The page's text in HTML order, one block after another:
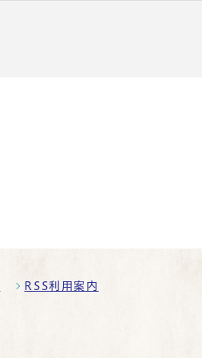
RSS利用案内